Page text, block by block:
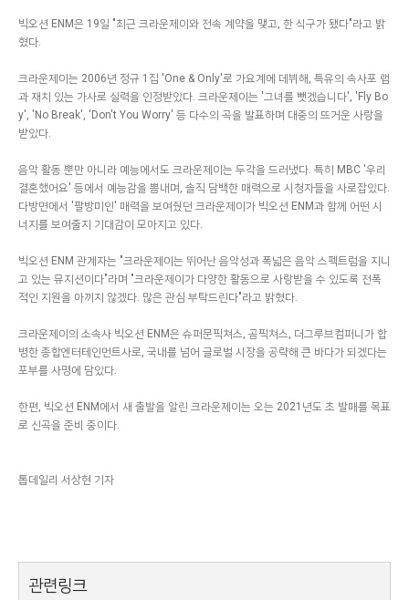
빅오션 ENM은 19일 "최근 크라운제이와 전속 계약을 맺고, 한 식구가 됐다"라고 밝
혔다.
크라운제이는 2006년 정규 1집 'One & Only'로 가요계에 데뷔해, 특유의 속사포 랩
과 재치 있는 가사로 실력을 인정받았다. 크라운제이는 '그녀를 뺏겠습니다', 'Fly Bo
y', 'No Break', 'Don't You Worry' 등 다수의 곡을 발표하며 대중의 뜨거운 사랑을
받았다.
음악 활동 뿐만 아니라 예능에서도 크라운제이는 두각을 드러냈다. 특히 MBC '우리
결혼했어요' 등에서 예능감을 뽐내며, 솔직 담백한 매력으로 시청자들을 사로잡았다.
다방면에서 '팔방미인' 매력을 보여줬던 크라운제이가 빅오션 ENM과 함께 어떤 시
너지를 보여줄지 기대감이 모아지고 있다.
빅오션 ENM 관계자는 "크라운제이는 뛰어난 음악성과 폭넓은 음악 스펙트럼을 지니
고 있는 뮤지션이다"라며 "크라운제이가 다양한 활동으로 사랑받을 수 있도록 전폭
적인 지원을 아끼지 않겠다. 많은 관심 부탁드린다"라고 밝혔다.
크라운제이의 소속사 빅오션 ENM은 슈퍼문픽쳐스, 곰픽쳐스, 더그루브컴퍼니가 합
병한 종합엔터테인먼트사로, 국내를 넘어 글로벌 시장을 공략해 큰 바다가 되겠다는
포부를 사명에 담았다.
한편, 빅오션 ENM에서 새 출발을 알린 크라운제이는 오는 2021년도 초 발매를 목표
로 신곡을 준비 중이다.
톱데일리 서상현 기자
관련링크